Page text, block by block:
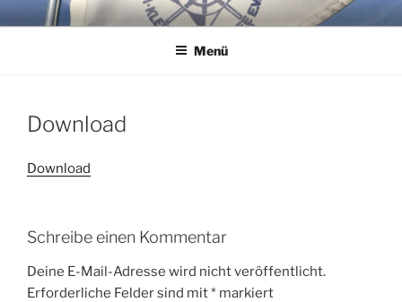
Zum
InhaltWSG KLEINER WANNSEE E.V.
Immer eine handbreit Wasser unterm Kiel.
Menü
Download
Download
Schreibe einen Kommentar
Deine E-Mail-Adresse wird nicht veröffentlicht.
Erforderliche Felder sind mit* markiert